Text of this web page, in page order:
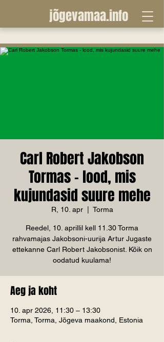
jõgevamaa.info
Carl Robert Jakobson
Tormas - lood, mis
kujundasid suure mehe
R, 10. apr
  |
Torma
Reedel, 10. aprillil kell 11.30 Torma
rahvamajas Jakobsoni-uurija Artur Jugaste
ettekanne Carl Robert Jakobsonist. Kõik on
oodatud kuulama!
Aeg ja koht
10. apr 2026, 11:30 – 13:30
Torma, Torma, Jõgeva maakond, Estonia